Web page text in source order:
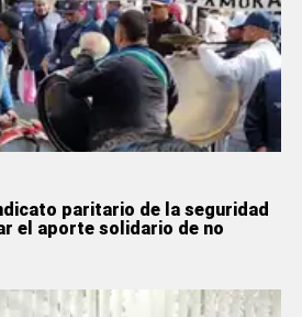
paritario de la seguridad
el aporte solidario de no